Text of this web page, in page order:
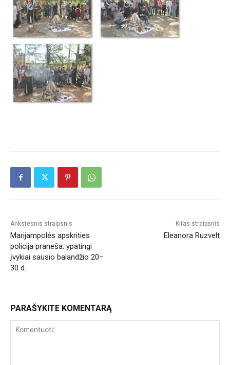
Ankstesnis straipsnis
Marijampolės apskrities
policija praneša: ypatingi
įvykiai sausio balandžio 20–
30 d.
Kitas straipsnis
Eleanora Ruzvelt
PARAŠYKITE KOMENTARĄ